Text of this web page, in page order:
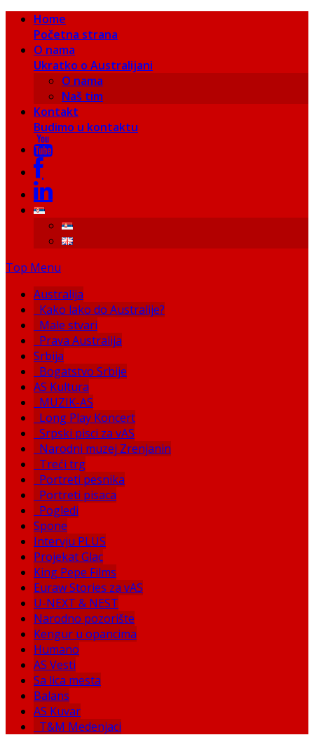
Home
Početna strana
O nama
Ukratko o Australijani
O nama
Naš tim
Kontakt
Budimo u kontaktu
Top Menu
Australija
Kako lako do Australije?
Male stvari
Prava Australija
Srbija
Bogatstvo Srbije
AS Kultura
MUZIK-AS
Long Play Koncert
Srpski pisci za vAS
Narodni muzej Zrenjanin
Treći trg
Portreti pesnika
Portreti pisaca
Pogledi
Spone
Intervju PLUS
Projekat Glac
King Pepe Films
Euraw Stories za vAS
U-NEXT & NEST
Narodno pozorište
Kengur u opancima
Humano
AS Vesti
Sa lica mesta
Balans
AS Kuvar
T&M Medenjaci